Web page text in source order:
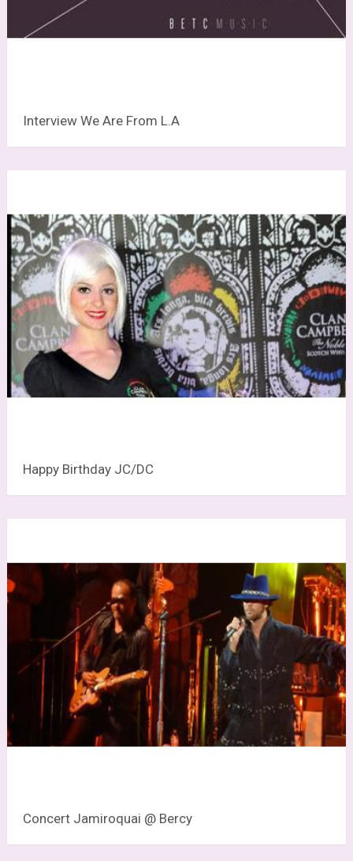
Interview We Are From L.A
Happy Birthday JC/DC
Concert Jamiroquai @ Bercy